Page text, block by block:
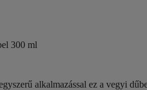
300 ml
alkalmazással ez a vegyi